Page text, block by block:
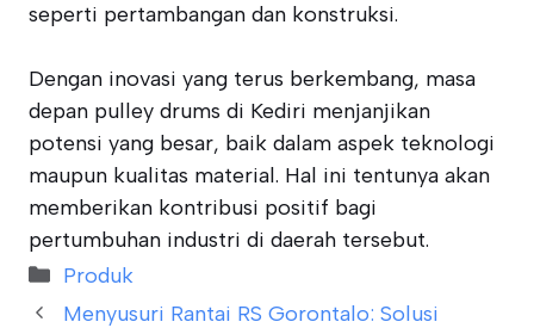
seperti pertambangan dan konstruksi.
Dengan inovasi yang terus berkembang, masa
depan pulley drums di Kediri menjanjikan
potensi yang besar, baik dalam aspek teknologi
maupun kualitas material. Hal ini tentunya akan
memberikan kontribusi positif bagi
pertumbuhan industri di daerah tersebut.
Categories
Produk
Menyusuri Rantai RS Gorontalo: Solusi